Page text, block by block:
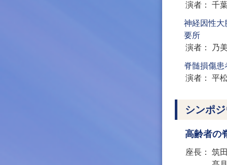
演者
千
神経因性大
要所
演者
乃
脊髄損傷
演者
平
シンポ
高齢者の
座長
筑